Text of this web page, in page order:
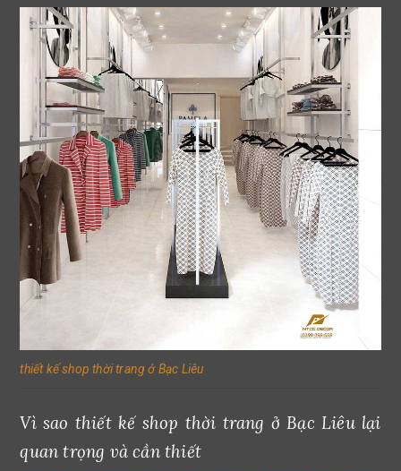
thiết kế shop thời trang ở Bạc Liêu
Vì sao thiết kế shop thời trang ở Bạc Liêu lại
quan trọng và cần thiết